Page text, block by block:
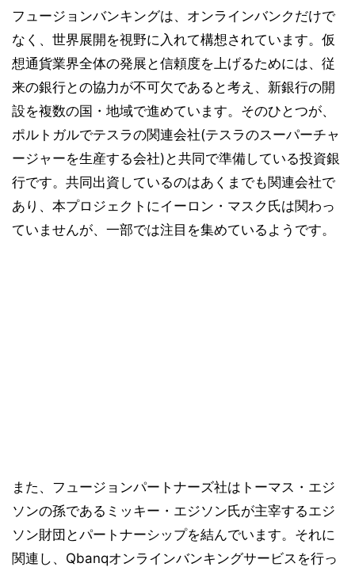
フュージョンバンキングは、オンラインバンクだけで
なく、世界展開を視野に入れて構想されています。仮
想通貨業界全体の発展と信頼度を上げるためには、従
来の銀行との協力が不可欠であると考え、新銀行の開
設を複数の国・地域で進めています。そのひとつが、
ポルトガルでテスラの関連会社(テスラのスーパーチャ
ージャーを生産する会社)と共同で準備している投資銀
行です。共同出資しているのはあくまでも関連会社で
あり、本プロジェクトにイーロン・マスク氏は関わっ
ていませんが、一部では注目を集めているようです。
また、フュージョンパートナーズ社はトーマス・エジ
ソンの孫であるミッキー・エジソン氏が主宰するエジ
ソン財団とパートナーシップを結んでいます。それに
関連し、Qbanqオンラインバンキングサービスを行っ